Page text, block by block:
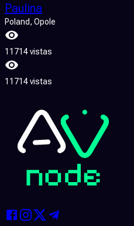
Paulina
Poland, Opole
11714 vistas
11714 vistas